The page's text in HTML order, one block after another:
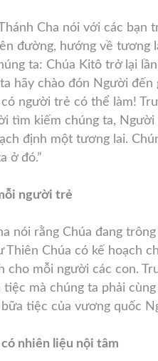
Cha nói với các bạn
đường, hướng về tương
ta: Chúa Kitô trở lại
hãy chào đón Người đến
người trẻ có thể làm!
tìm kiếm chúng ta, Người
định một tương lai.
ở đó.”
người trẻ
nói rằng Chúa đang
Thiên Chúa có kế hoạch
cho mỗi người các con.
mà chúng ta phải
tiệc của vương quốc
nhiên liệu nội tâm